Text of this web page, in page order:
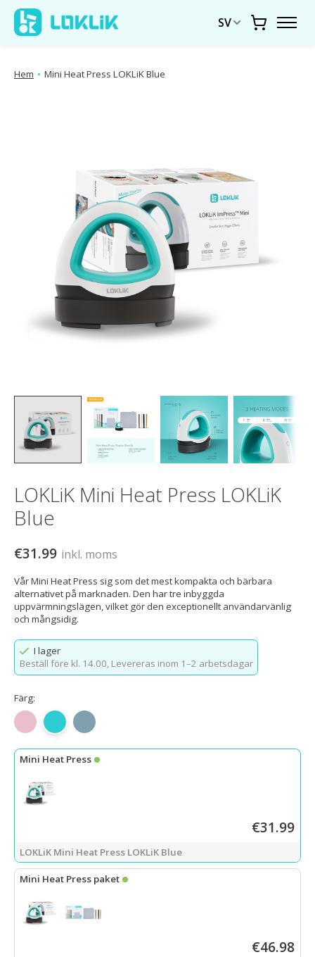
SV Vagn
Hem • Mini Heat Press LOKLiK Blue
LOKLiK Mini Heat Press LOKLiK
Blue
€31.99 inkl. moms
Vår Mini Heat Press sig som det mest kompakta och bärbara
alternativet på marknaden. Den har tre inbyggda
uppvärmningslägen, vilket gör den exceptionellt användarvänlig
och mångsidig.
I lager
Beställ före kl. 14.00, Levereras inom 1–2 arbetsdagar
Färg:
Romantikrosa
LOKLiK-blåDenimblå
Mini Heat Press
€31.99
LOKLiK Mini Heat Press LOKLiK Blue
Mini Heat Press paket
€46.98
LOKLiK Mini Heat Press LOKLiK Blue